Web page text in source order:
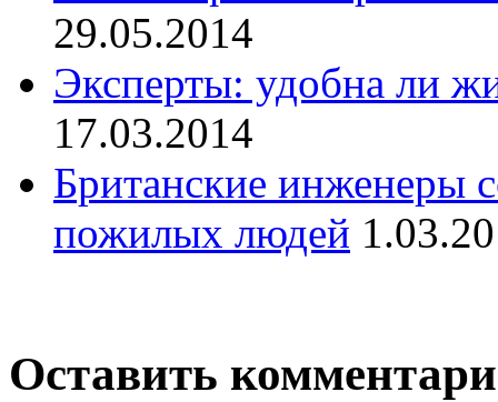
29.05.2014
Эксперты: удобна ли
17.03.2014
Британские инженеры
пожилых людей
Оставить